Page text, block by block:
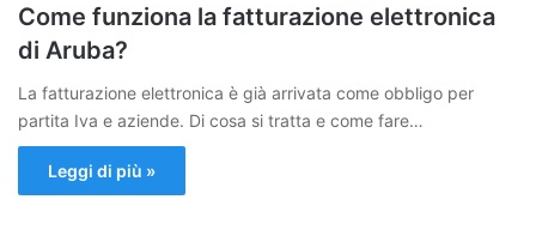
Come funziona la fatturazione elettronica
di Aruba?
La fatturazione elettronica è già arrivata come obbligo per
partita Iva e aziende. Di cosa si tratta e come fare…
Leggi di più »